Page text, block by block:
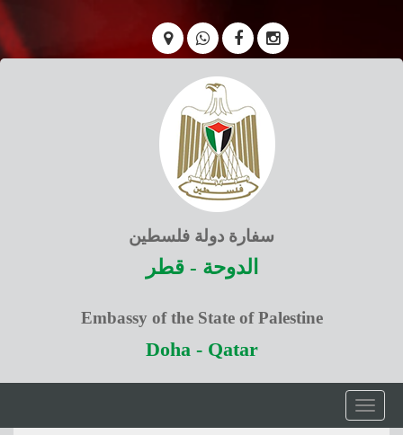
سفارة دولة فلسطين
الدوحة - قطر
Embassy of the State of Palestine
Doha - Qatar
Toggle
navigation